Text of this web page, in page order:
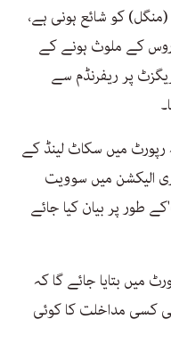
کو شائع ہونی ہے،
روس کے ملوث ہونے کے
پر ریفرنڈم سے
میں سکاٹ لینڈ کے
الیکشن میں سوویت
طور پر بیان کیا جائے
میں بتایا جائے گا کہ
کسی مداخلت کا کوئی